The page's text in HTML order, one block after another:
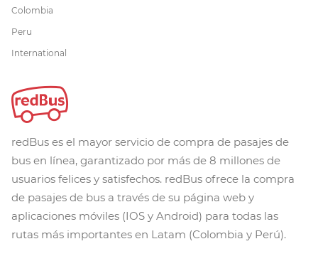
Colombia
Peru
International
redBus es el mayor servicio de compra de pasajes de
bus en línea, garantizado por más de 8 millones de
usuarios felices y satisfechos. redBus ofrece la compra
de pasajes de bus a través de su página web y
aplicaciones móviles (IOS y Android) para todas las
rutas más importantes en Latam (Colombia y Perú).